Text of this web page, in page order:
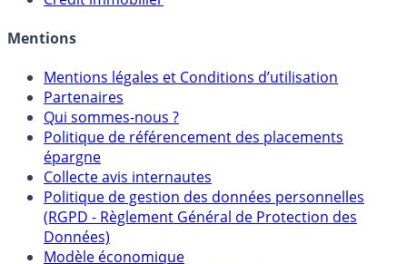
Crédit immobilier
Mentions
Mentions légales et Conditions d’utilisation
Partenaires
Qui sommes-nous ?
Politique de référencement des placements
épargne
Collecte avis internautes
Politique de gestion des données personnelles
(RGPD - Règlement Général de Protection des